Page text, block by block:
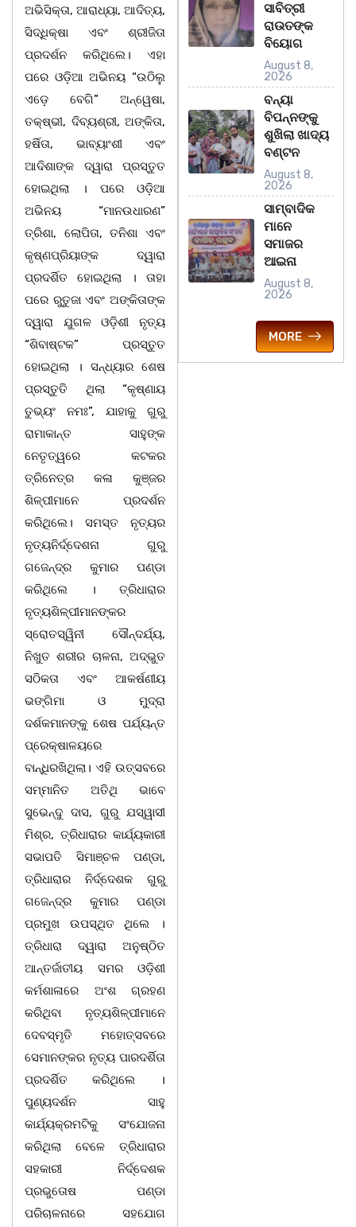
ଅଭିସିକ୍ତା, ଆରାଧ୍ୟା, ଆଦିତ୍ୟ,
ସିଦ୍ଧିକ୍ଷା ଏବଂ ଶ୍ରୀଜିତା
ପ୍ରଦର୍ଶନ କରିଥିଲେ। ଏହା
ପରେ ଓଡ଼ିଆ ଅଭିନୟ “ଉଠିଲୁ
ଏଡ଼େ ବେଗି” ଅନ୍ୱେଷା,
ତକ୍ଷ୍ଭୀ, ଦିବ୍ୟଶ୍ରୀ, ଅଙ୍କିତା,
ହର୍ଷିତା, ଭାବ୍ୟାଂଶୀ ଏବଂ
ଆଦିଶାଙ୍କ ଦ୍ୱାରା ପ୍ରସ୍ତୁତ
ହୋଇଥିଲା । ପରେ ଓଡ଼ିଆ
ଅଭିନୟ “ମାନଉଧାରଣ”
ତ୍ରିଶା, ଲୋପିତା, ତନିଶା ଏବଂ
କୃଷ୍ଣପ୍ରିୟାଙ୍କ ଦ୍ୱାରା
ପ୍ରଦର୍ଶିତ ହୋଇଥିଲା । ତାହା
ପରେ ରୁତୁଜା ଏବଂ ଅଙ୍କିତାଙ୍କ
ଦ୍ୱାରା ଯୁଗଳ ଓଡ଼ିଶୀ ନୃତ୍ୟ
“ଶିବାଷ୍ଟକ” ପ୍ରସ୍ତୁତ
ହୋଇଥିଲା । ସନ୍ଧ୍ୟାର ଶେଷ
ପ୍ରସ୍ତୁତି ଥିଲା “କୃଷ୍ଣାୟ
ତୁଭ୍ୟଂ ନମଃ”, ଯାହାକୁ ଗୁରୁ
ରାମାକାନ୍ତ ସାହୁଙ୍କ
ନେତୃତ୍ୱରେ କଟକର
ତ୍ରିନେତ୍ର କଳା କୁଞ୍ଜର
ଶିଳ୍ପୀମାନେ ପ୍ରଦର୍ଶନ
କରିଥିଲେ। ସମସ୍ତ ନୃତ୍ୟର
ନୃତ୍ୟନିର୍ଦ୍ଦେଶନା ଗୁରୁ
ଗଜେନ୍ଦ୍ର କୁମାର ପଣ୍ଡା
କରିଥିଲେ । ତ୍ରିଧାରାର
ନୃତ୍ୟଶିଳ୍ପୀମାନଙ୍କର
ସ୍ରୋତସ୍ୱିନୀ ସୌନ୍ଦର୍ଯ୍ୟ,
ନିଖୁତ ଶରୀର ଚାଳନା, ଅଦ୍ଭୁତ
ସଠିକତା ଏବଂ ଆକର୍ଷଣୀୟ
ଭଙ୍ଗିମା ଓ ମୁଦ୍ରା
ଦର୍ଶକମାନଙ୍କୁ ଶେଷ ପର୍ଯ୍ୟନ୍ତ
ପ୍ରେକ୍ଷାଳୟରେ
ବାନ୍ଧିରଖିଥିଲା। ଏହି ଉତ୍ସବରେ
ସମ୍ମାନିତ ଅତିଥି ଭାବେ
ସୁଭେନ୍ଦୁ ଦାସ, ଗୁରୁ ଯସ୍ୱାସୀ
ମିଶ୍ର, ତ୍ରିଧାରାର କାର୍ଯ୍ୟକାରୀ
ସଭାପତି ସିମାଞ୍ଚଳ ପଣ୍ଡା,
ତ୍ରିଧାରାର ନିର୍ଦ୍ଦେଶକ ଗୁରୁ
ଗଜେନ୍ଦ୍ର କୁମାର ପଣ୍ଡା
ପ୍ରମୁଖ ଉପସ୍ଥିତ ଥିଲେ ।
ତ୍ରିଧାରା ଦ୍ୱାରା ଅନୁଷ୍ଠିତ
ଆନ୍ତର୍ଜାତୀୟ ସମର ଓଡ଼ିଶୀ
କର୍ମଶାଳାରେ ଅଂଶ ଗ୍ରହଣ
କରିଥିବା ନୃତ୍ୟଶିଳ୍ପୀମାନେ
ଦେବସ୍ମୃତି ମହୋତ୍ସବରେ
ସେମାନଙ୍କର ନୃତ୍ୟ ପାରଦର୍ଶିତା
ପ୍ରଦର୍ଶିତ କରିଥିଲେ ।
ପୁଣ୍ୟଦର୍ଶନ ସାହୁ
କାର୍ଯ୍ୟକ୍ରମଟିକୁ ସଂଯୋଜନା
କରିଥିଲା ବେଳେ ତ୍ରିଧାରାର
ସହକାରୀ ନିର୍ଦ୍ଦେଶକ
ପ୍ରଭୁତୋଷ ପଣ୍ଡା
ପରିଚାଳନାରେ ସହଯୋଗ
ସାବିତ୍ରୀ
ରାଉତଙ୍କ
ବିୟୋଗ
August 8,
2026
ବନ୍ୟା
ବିପନ୍ନଙ୍କୁ
ଶୁଖିଲା ଖାଦ୍ୟ
ବଣ୍ଟନ
August 8,
2026
ସାମ୍ବାଦିକ
ମାନେ
ସମାଜର
ଆଇନା
August 8,
2026
MORE